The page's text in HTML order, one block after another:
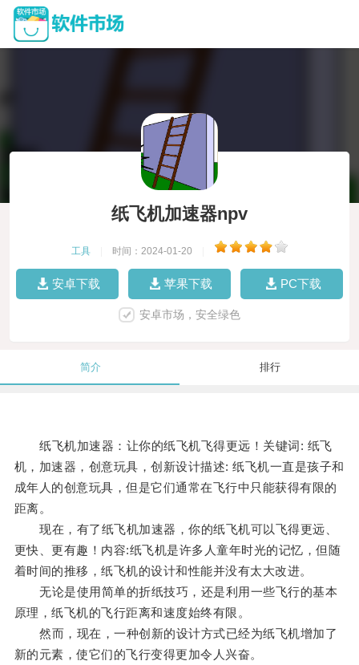
纸飞机加速器npv
工具 时间：2024-01-20
安卓下载 苹果下载 PC下载
安卓市场，安全绿色
简介 排行
纸飞机加速器：让你的纸飞机飞得更远！关键词: 纸飞
机，加速器，创意玩具，创新设计描述: 纸飞机一直是孩子和
成年人的创意玩具，但是它们通常在飞行中只能获得有限的
距离。
现在，有了纸飞机加速器，你的纸飞机可以飞得更远、
更快、更有趣！内容:纸飞机是许多人童年时光的记忆，但随
着时间的推移，纸飞机的设计和性能并没有太大改进。
无论是使用简单的折纸技巧，还是利用一些飞行的基本
原理，纸飞机的飞行距离和速度始终有限。
然而，现在，一种创新的设计方式已经为纸飞机增加了
新的元素，使它们的飞行变得更加令人兴奋。